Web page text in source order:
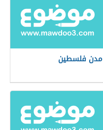
مدن فلسطين